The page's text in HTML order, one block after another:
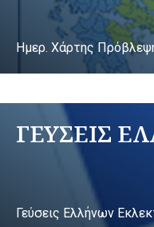
Ημερ. Χάρτης
ΓΕΥΣΕΙΣ
Γεύσεις Ελλήνων